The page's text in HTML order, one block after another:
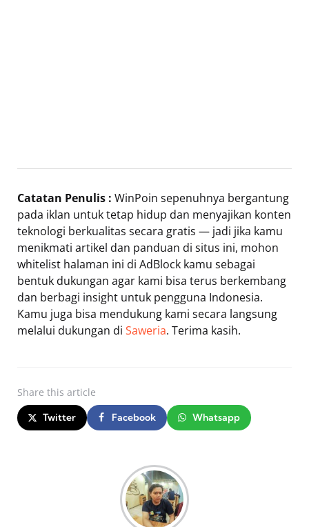
Catatan Penulis : WinPoin sepenuhnya bergantung
pada iklan untuk tetap hidup dan menyajikan konten
teknologi berkualitas secara gratis — jadi jika kamu
menikmati artikel dan panduan di situs ini, mohon
whitelist halaman ini di AdBlock kamu sebagai
bentuk dukungan agar kami bisa terus berkembang
dan berbagi insight untuk pengguna Indonesia.
Kamu juga bisa mendukung kami secara langsung
melalui dukungan di Saweria. Terima kasih.
Share this article
Twitter Facebook Whatsapp